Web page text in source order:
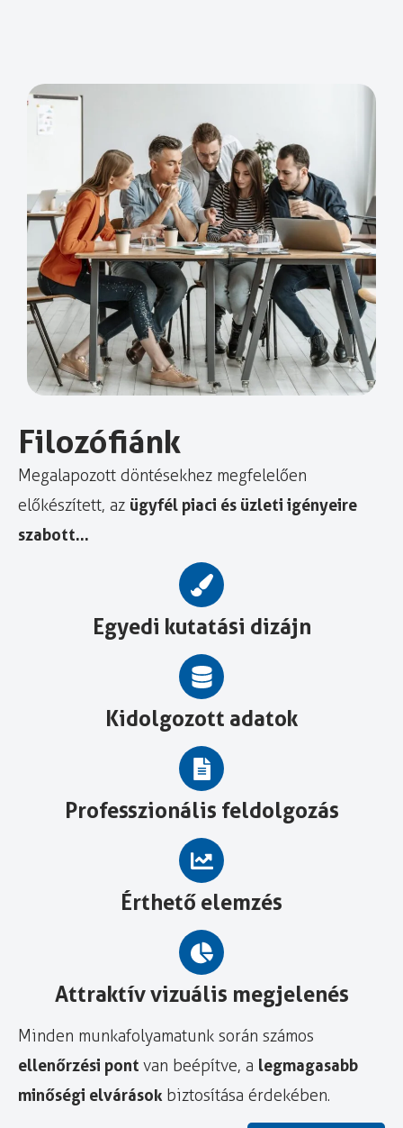
Filozófiánk
Megalapozott döntésekhez megfelelően
előkészített, az ügyfél piaci és üzleti igényeire
szabott…
Egyedi kutatási dizájn
Kidolgozott adatok
Professzionális feldolgozás
Érthető elemzés
Attraktív vizuális megjelenés
Minden munkafolyamatunk során számos
ellenőrzési pont van beépítve, a legmagasabb
minőségi elvárások biztosítása érdekében.